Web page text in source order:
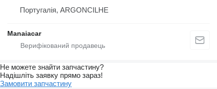
Португалія, ARGONCILHE
Manaiacar
Не можете знайти запчастину?
Надішліть заявку прямо зараз!
Замовити запчастину